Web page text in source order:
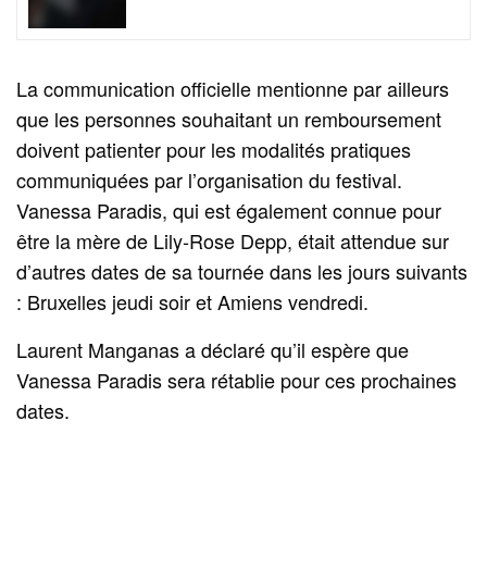
La communication officielle mentionne par ailleurs
que les personnes souhaitant un remboursement
doivent patienter pour les modalités pratiques
communiquées par l’organisation du festival.
Vanessa Paradis, qui est également connue pour
être la mère de Lily‑Rose Depp, était attendue sur
d’autres dates de sa tournée dans les jours suivants
: Bruxelles jeudi soir et Amiens vendredi.
Laurent Manganas a déclaré qu’il espère que
Vanessa Paradis sera rétablie pour ces prochaines
dates.